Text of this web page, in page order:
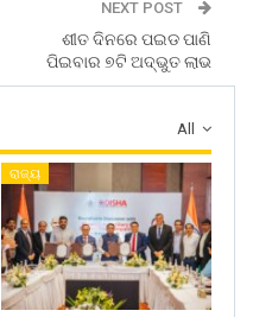
NEXT POST
ଶୀତ ଦିନରେ ପଇଡ ପାଣି
ପିଇବାର ୭ଟି ଅଦ୍ଭୁତ ଲାଭ
All
ରାଜ୍ୟ